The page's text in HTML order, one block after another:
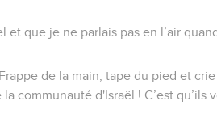
et que je ne parlais pas en l’air
de la main, tape du pied et
communauté d'Israël ! C’est qu’ils